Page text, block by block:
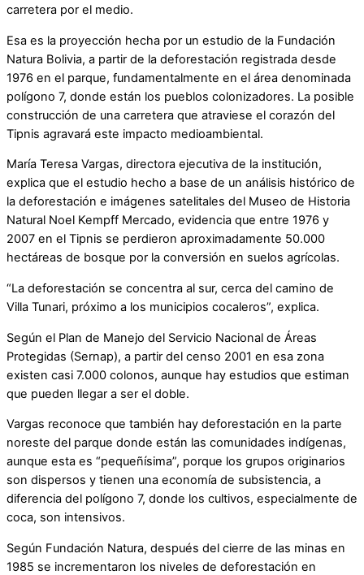
carretera por el medio.
Esa es la proyección hecha por un estudio de la Fundación
Natura Bolivia, a partir de la deforestación registrada desde
1976 en el parque, fundamentalmente en el área denominada
polígono 7, donde están los pueblos colonizadores. La posible
construcción de una carretera que atraviese el corazón del
Tipnis agravará este impacto medioambiental.
María Teresa Vargas, directora ejecutiva de la institución,
explica que el estudio hecho a base de un análisis histórico de
la deforestación e imágenes satelitales del Museo de Historia
Natural Noel Kempff Mercado, evidencia que entre 1976 y
2007 en el Tipnis se perdieron aproximadamente 50.000
hectáreas de bosque por la conversión en suelos agrícolas.
“La deforestación se concentra al sur, cerca del camino de
Villa Tunari, próximo a los municipios cocaleros”, explica.
Según el Plan de Manejo del Servicio Nacional de Áreas
Protegidas (Sernap), a partir del censo 2001 en esa zona
existen casi 7.000 colonos, aunque hay estudios que estiman
que pueden llegar a ser el doble.
Vargas reconoce que también hay deforestación en la parte
noreste del parque donde están las comunidades indígenas,
aunque esta es “pequeñísima”, porque los grupos originarios
son dispersos y tienen una economía de subsistencia, a
diferencia del polígono 7, donde los cultivos, especialmente de
coca, son intensivos.
Según Fundación Natura, después del cierre de las minas en
1985 se incrementaron los niveles de deforestación en